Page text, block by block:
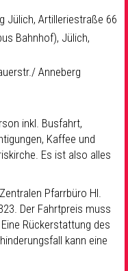
Jülich, Artilleriestraße 66
Bahnhof), Jülich,
Anneberg
inkl. Busfahrt,
Kaffee und
Es ist also alles
Pfarrbüro Hl.
Der Fahrtpreis muss
Rückerstattung des
kann eine